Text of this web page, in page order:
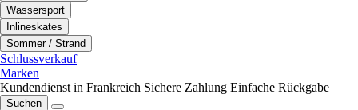
Wassersport
Inlineskates
Sommer / Strand
Schlussverkauf
Marken
Kundendienst in Frankreich Sichere Zahlung Einfache Rückgabe
Suchen